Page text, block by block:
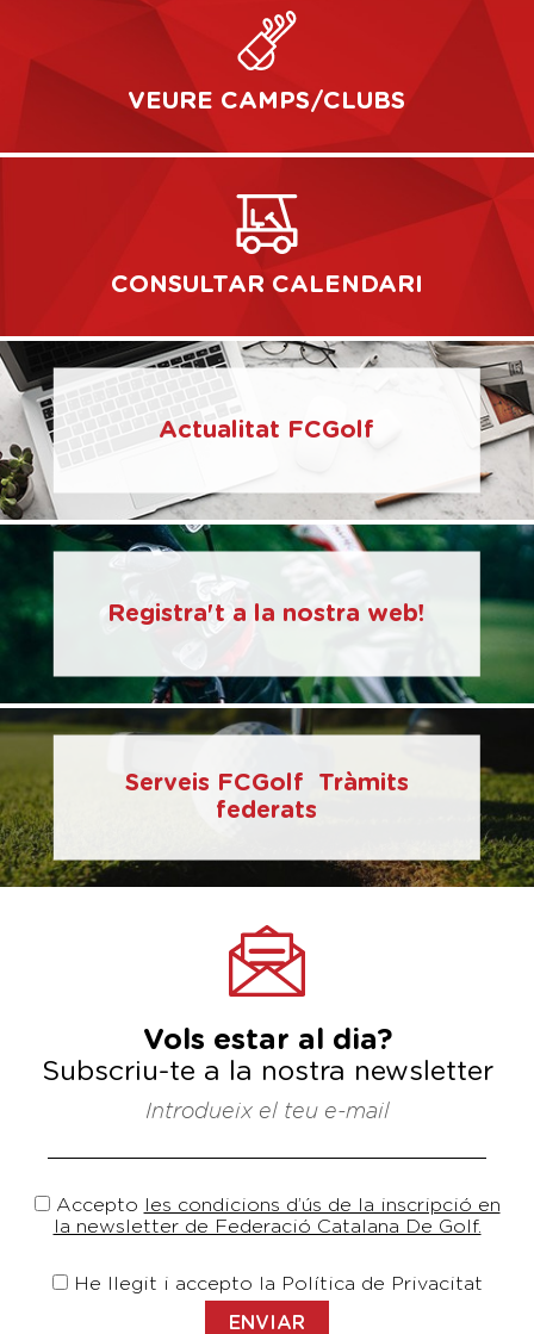
VEURE CAMPS/CLUBS
CONSULTAR CALENDARI
Actualitat FCGolf
Registra't a la nostra web!
Serveis FCGolf Tràmits
federats
Vols estar al dia?
Subscriu-te a la nostra newsletter
Introdueix el teu e-mail
Accepto les condicions d’ús de la inscripció en
la newsletter de Federació Catalana De Golf.
He llegit i accepto la Política de Privacitat